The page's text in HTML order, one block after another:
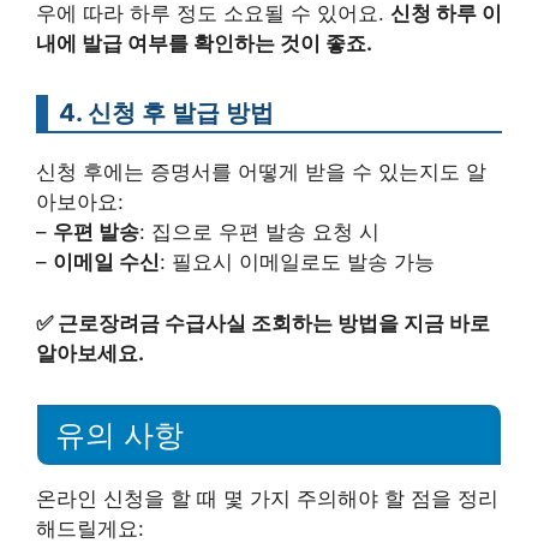
우에 따라 하루 정도 소요될 수 있어요. 신청 하루 이
내에 발급 여부를 확인하는 것이 좋죠.
4. 신청 후 발급 방법
신청 후에는 증명서를 어떻게 받을 수 있는지도 알
아보아요:
– 우편 발송: 집으로 우편 발송 요청 시
– 이메일 수신: 필요시 이메일로도 발송 가능
✅ 근로장려금 수급사실 조회하는 방법을 지금 바로
알아보세요.
유의 사항
온라인 신청을 할 때 몇 가지 주의해야 할 점을 정리
해드릴게요: